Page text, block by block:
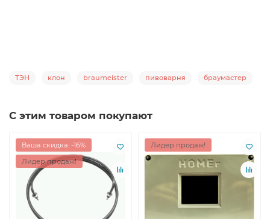
ТЭН клон braumeister пивоварня браумастер
С этим товаром покупают
Ваша скидка: -16%
Лидер продаж!
Лидер продаж!